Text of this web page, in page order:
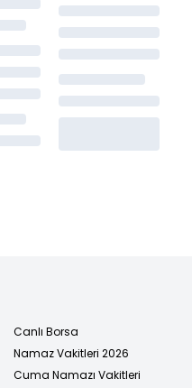
Canlı Borsa
Namaz Vakitleri 2026
Cuma Namazı Vakitleri